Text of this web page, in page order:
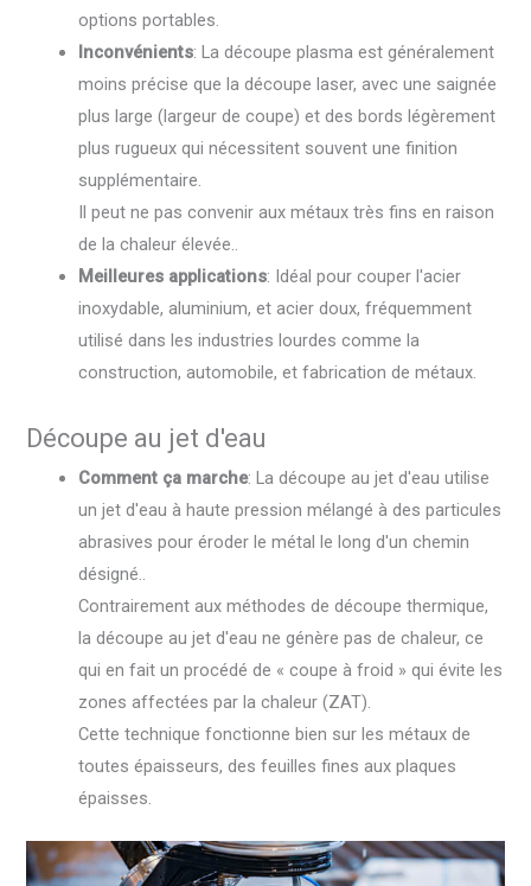
options portables.
Inconvénients: La découpe plasma est généralement
moins précise que la découpe laser, avec une saignée
plus large (largeur de coupe) et des bords légèrement
plus rugueux qui nécessitent souvent une finition
supplémentaire.
Il peut ne pas convenir aux métaux très fins en raison
de la chaleur élevée..
Meilleures applications: Idéal pour couper l'acier
inoxydable, aluminium, et acier doux, fréquemment
utilisé dans les industries lourdes comme la
construction, automobile, et fabrication de métaux.
Découpe au jet d'eau
Comment ça marche: La découpe au jet d'eau utilise
un jet d'eau à haute pression mélangé à des particules
abrasives pour éroder le métal le long d'un chemin
désigné..
Contrairement aux méthodes de découpe thermique,
la découpe au jet d'eau ne génère pas de chaleur, ce
qui en fait un procédé de « coupe à froid » qui évite les
zones affectées par la chaleur (ZAT).
Cette technique fonctionne bien sur les métaux de
toutes épaisseurs, des feuilles fines aux plaques
épaisses.